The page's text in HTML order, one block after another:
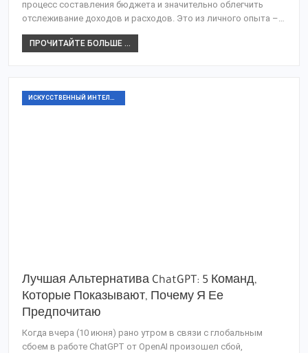
процесс составления бюджета и значительно облегчить
отслеживание доходов и расходов. Это из личного опыта –…
ПРОЧИТАЙТЕ БОЛЬШЕ ...
ИСКУССТВЕННЫЙ ИНТЕЛЛЕКТ
Лучшая Альтернатива ChatGPT: 5 Команд,
Которые Показывают, Почему Я Ее
Предпочитаю
Когда вчера (10 июня) рано утром в связи с глобальным
сбоем в работе ChatGPT от OpenAI произошел сбой,